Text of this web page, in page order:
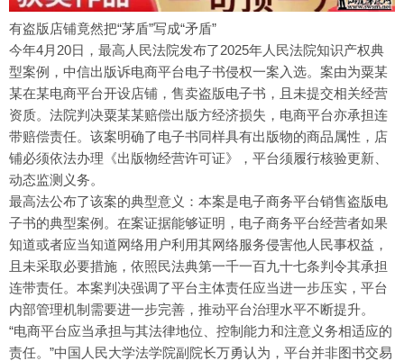
有盗版店铺竟然把“茅盾”写成“矛盾”
今年4月20日，最高人民法院发布了2025年人民法院知识产权典
型案例，中信出版诉电商平台电子书侵权一案入选。案由为粟某
某在某电商平台开设店铺，售卖盗版电子书，且未提交相关经营
资质。法院判决粟某某赔偿出版方经济损失，电商平台亦承担连
带赔偿责任。该案明确了电子书同样具有出版物的商品属性，店
铺必须依法办理《出版物经营许可证》，平台须履行核验更新、
动态监测义务。
最高法公布了该案的典型意义：本案是电子商务平台销售盗版电
子书的典型案例。在案证据能够证明，电子商务平台经营者如果
知道或者应当知道网络用户利用其网络服务侵害他人民事权益，
且未采取必要措施，依照民法典第一千一百九十七条判令其承担
连带责任。本案判决强调了平台主体责任应当进一步压实，平台
内部管理机制需要进一步完善，推动平台治理水平不断提升。
“电商平台应当承担与其法律地位、控制能力和注意义务相适应的
责任。”中国人民大学法学院副院长万勇认为，平台并非图书交易